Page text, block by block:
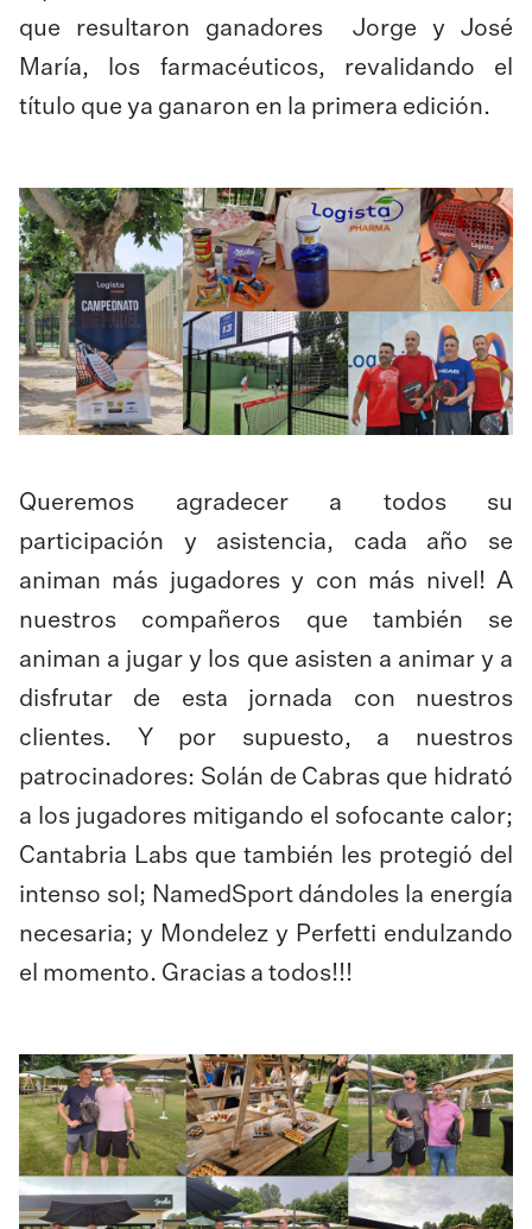
que resultaron ganadores Jorge y José
María, los farmacéuticos, revalidando el
título que ya ganaron en la primera edición.
Queremos agradecer a todos su
participación y asistencia, cada año se
animan más jugadores y con más nivel! A
nuestros compañeros que también se
animan a jugar y los que asisten a animar y a
disfrutar de esta jornada con nuestros
clientes. Y por supuesto, a nuestros
patrocinadores: Solán de Cabras que hidrató
a los jugadores mitigando el sofocante calor;
Cantabria Labs que también les protegió del
intenso sol; NamedSport dándoles la energía
necesaria; y Mondelez y Perfetti endulzando
el momento. Gracias a todos!!!